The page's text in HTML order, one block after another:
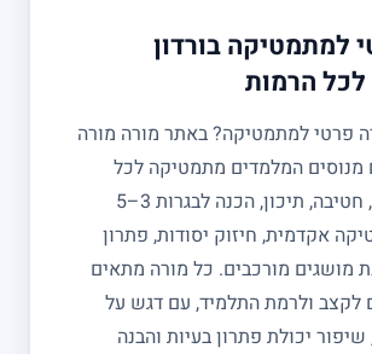
למתמטיקה בורדון
לכל הרמות
פרטי למתמטיקה? באתר מורה מורה
מנוסים המלמדים מתמטיקה לכל
הרמות: יסודי, חטיבה, תיכון, הכנה לבגרות 3–5
אקדמית, חיזוק יסודות, פתרון
מושגים מורכבים. כל מורה מתאים
לקצב ולרמת התלמיד, עם דגש על
שיפור יכולת פתרון בעיות והבנה